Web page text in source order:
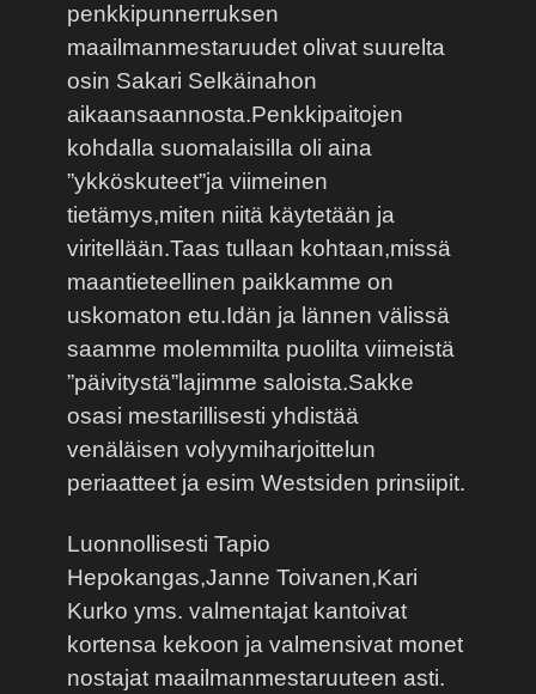
penkkipunnerruksen
maailmanmestaruudet olivat suurelta
osin Sakari Selkäinahon
aikaansaannosta.Penkkipaitojen
kohdalla suomalaisilla oli aina
”ykköskuteet”ja viimeinen
tietämys,miten niitä käytetään ja
viritellään.Taas tullaan kohtaan,missä
maantieteellinen paikkamme on
uskomaton etu.Idän ja lännen välissä
saamme molemmilta puolilta viimeistä
”päivitystä”lajimme saloista.Sakke
osasi mestarillisesti yhdistää
venäläisen volyymiharjoittelun
periaatteet ja esim Westsiden prinsiipit.
Luonnollisesti Tapio
Hepokangas,Janne Toivanen,Kari
Kurko yms. valmentajat kantoivat
kortensa kekoon ja valmensivat monet
nostajat maailmanmestaruuteen asti.